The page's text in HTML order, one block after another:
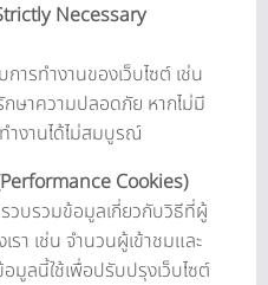
Necessary
ารทำงานของเว็บไซต์ เช่น
กษาความปลอดภัย หากไม่มี
ำงานได้ไม่สมบูรณ์
Cookies)
รวบรวมข้อมูลเกี่ยวกับวิธีที่ผู้
รา เช่น จำนวนผู้เข้าชมและ
มูลนี้ใช้เพื่อปรับปรุงเว็บไซต์